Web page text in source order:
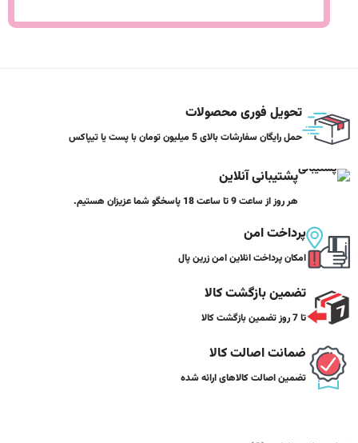
تحویل فوری محصولات
حمل رایگان سفارشات بالای 5 میلیون تومان با پست یا تیپاکس
پشتیبانی آنلاین
هر روز از ساعت 9 تا ساعت 18 پاسخگو شما عزیزان هستیم.
پرداخت امن
امکان پرداخت انلاین امن زرین پال
تضمین بازگشت کالا
تا 7 روز تضمین بازگشت کالا
ضمانت اصالت کالا
تضمین اصالت کالاهای ارائه شده